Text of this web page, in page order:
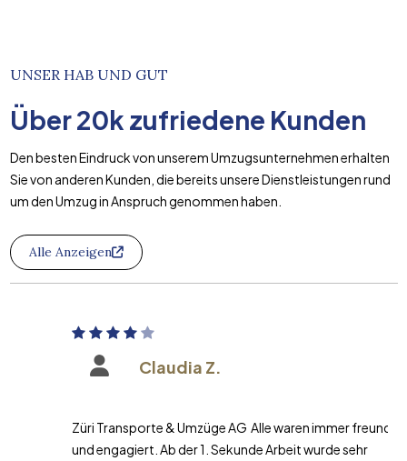
UNSER HAB UND GUT
Über20k zufriedene Kunden
Den besten Eindruck von unserem Umzugsunternehmen erhalten
Sie von anderen Kunden, die bereits unsere Dienstleistungen rund
um den Umzug in Anspruch genommen haben.
Alle Anzeigen
Claudia Z.
Züri Transporte & Umzüge AG Alle waren immer freundlich
und engagiert. Ab der 1. Sekunde Arbeit wurde sehr